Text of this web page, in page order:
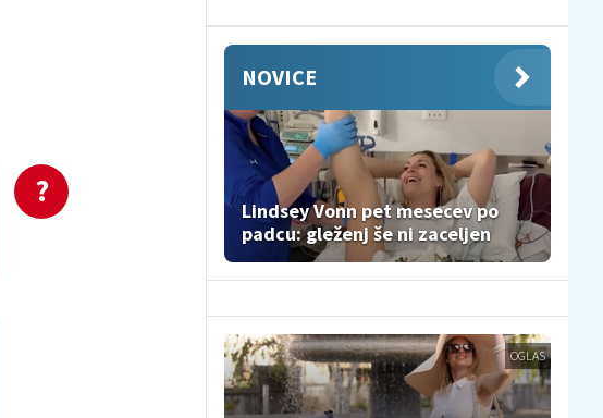
NOVICE
Lindsey Vonn pet mesecev po
padcu: gleženj še ni zaceljen
OGLAS